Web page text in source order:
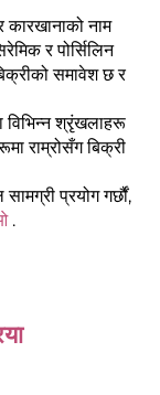
कारखानाको नाम
र पोर्सिलिन
समावेश छ र
विभिन्न श्रृंखलाहरू
राम्रोसँग बिक्री
प्रयोग गर्छौं,
.